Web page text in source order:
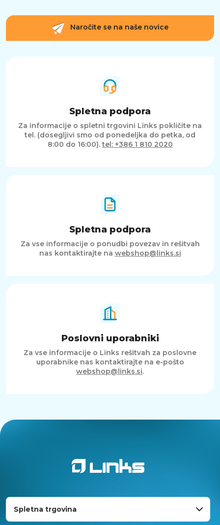
Naročite se na naše novice
Spletna podpora
Za informacije o spletni trgovini Links pokličite na
tel. (dosegljivi smo od ponedeljka do petka, od
8:00 do 16:00).tel: +386 1 810 2020
Spletna podpora
Za vse informacije o ponudbi povezav in rešitvah
nas kontaktirajte na webshop@links.si
Poslovni uporabniki
Za vse informacije o Links rešitvah za poslovne
uporabnike nas kontaktirajte na e-pošto
webshop@links.si.
Spletna trgovina